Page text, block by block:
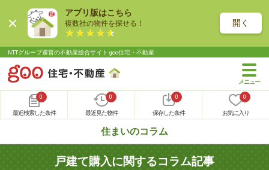
アプリ版はこちら
複数社の物件を探せる！ 開く
NTTグループ運営の不動産総合サイト goo住宅・不動産
0
最近検索した条件
0
最近見た物件
0
保存した条件
0
お気に入り
住まいのコラム
戸建て購入に関するコラム記事